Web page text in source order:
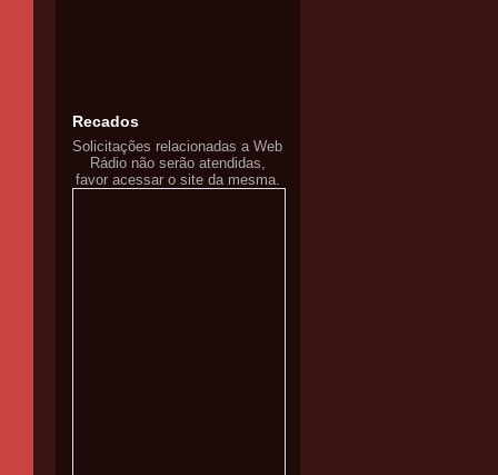
Recados
Solicitações relacionadas a Web
Rádio não serão atendidas,
favor acessar o site da mesma.